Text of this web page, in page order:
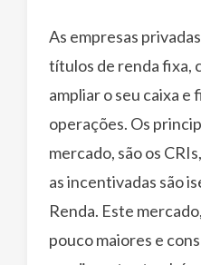
As empresas
títulos de renda fixa,
ampliar o seu caixa e
operações. Os
mercado, são os
as incentivadas são
Renda. Este
pouco maiores e